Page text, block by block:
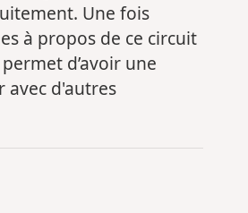
Une fois
à propos de ce circuit
d’avoir une
avec d'autres